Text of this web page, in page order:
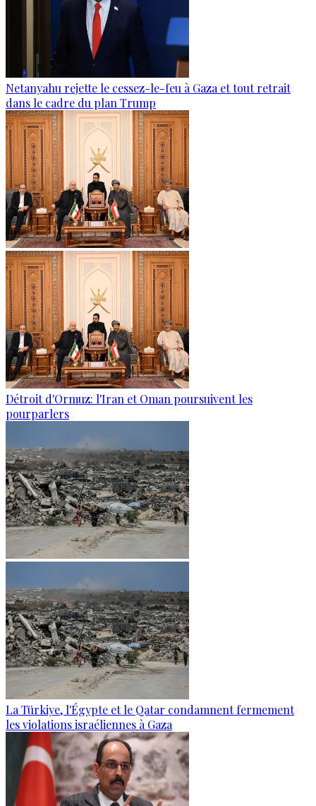
Netanyahu rejette le cessez-le-feu à Gaza et tout retrait
dans le cadre du plan Trump
Détroit d'Ormuz: l'Iran et Oman poursuivent les
pourparlers
La Türkiye, l'Égypte et le Qatar condamnent fermement
les violations israéliennes à Gaza